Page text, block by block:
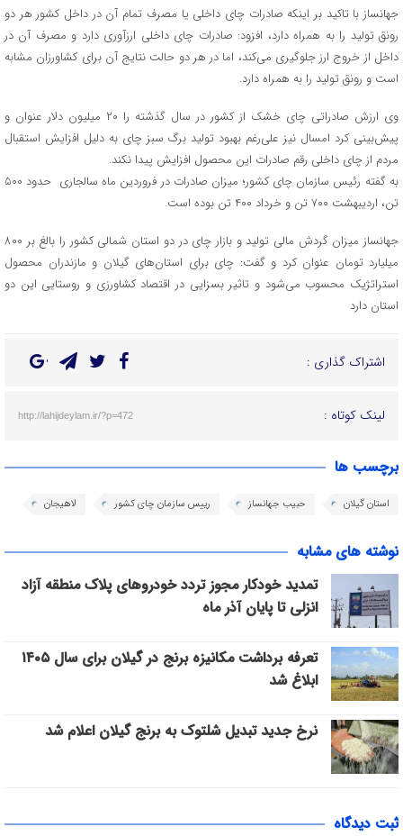
جهانساز با تاکید بر اینکه صادرات چای داخلی یا مصرف تمام آن در داخل کشور هر دو
رونق تولید را به همراه دارد، افزود: صادرات چای داخلی ارزآوری دارد و مصرف آن در
داخل از خروج ارز جلوگیری می‌کند، اما در هر دو حالت نتایج آن برای کشاورزان مشابه
است و رونق تولید را به همراه دارد.
وی ارزش صادراتی چای خشک از کشور در سال گذشته را ۲۰ میلیون دلار عنوان و
پیش‌بینی کرد امسال نیز علی‌رغم بهبود تولید برگ سبز چای به دلیل افزایش استقبال
مردم از چای داخلی رقم صادرات این محصول افزایش پیدا نکند.
به گفته رئیس سازمان چای کشور؛ میزان صادرات در فروردین ماه سالجاری حدود ۵۰۰
تن، اردیبهشت ۷۰۰ تن و خرداد ۴۰۰ تن بوده است.
جهانساز میزان گردش مالی تولید و بازار چای در دو استان شمالی کشور را بالغ بر ۸۰۰
میلیارد تومان عنوان کرد و گفت: چای برای استان‌های گیلان و مازندران محصول
استراتژیک محسوب می‌شود و تاثیر بسزایی در اقتصاد کشاورزی و روستایی این دو
استان دارد
اشتراک گذاری :
لینک کوتاه : http://lahijdeylam.ir/?p=472
برچسب ها
استان گیلان حبیب جهانساز رییس سازمان چای کشور لاهیجان
نوشته های مشابه
تمدید خودکار مجوز تردد خودروهای پلاک منطقه آزاد
انزلی تا پایان آذر ماه
تعرفه برداشت مکانیزه برنج در گیلان برای سال ۱۴۰۵
ابلاغ شد
نرخ جدید تبدیل شلتوک به برنج گیلان اعلام شد
ثبت دیدگاه